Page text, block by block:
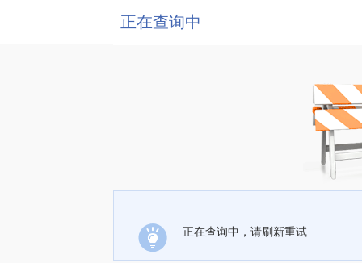
正在查询中
正在查询中，请刷新重试